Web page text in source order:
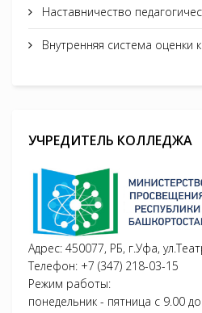
Наставничество
Внутренняя система оценки
УЧРЕДИТЕЛЬ КОЛЛЕДЖА
Адрес: 450077, РБ, г.Уфа,
Телефон: +7 (347) 218-03-15
Режим работы:
понедельник - пятница с 9.00